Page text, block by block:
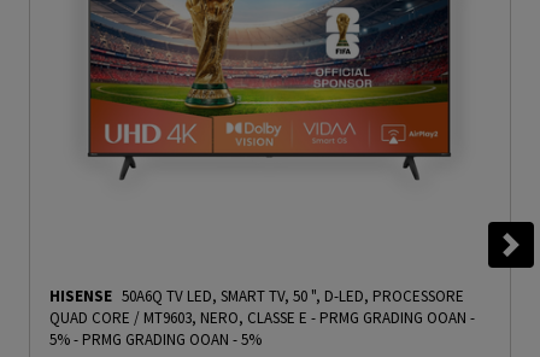
HISENSE 50A6Q TV LED, SMART TV, 50 ", D-LED, PROCESSORE
QUAD CORE / MT9603, NERO, CLASSE E - PRMG GRADING OOAN -
5%- PRMG GRADING OOAN - 5%